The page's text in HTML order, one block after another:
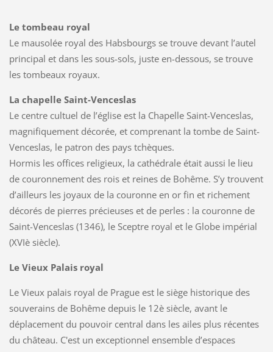
Le tombeau royal
Le mausolée royal des Habsbourgs se trouve devant l’autel
principal et dans les sous-sols, juste en-dessous, se trouve
les tombeaux royaux.
La chapelle Saint-Venceslas
Le centre cultuel de l’église est la Chapelle Saint-Venceslas,
magnifiquement décorée, et comprenant la tombe de Saint-
Venceslas, le patron des pays tchèques.
Hormis les offices religieux, la cathédrale était aussi le lieu
de couronnement des rois et reines de Bohême. S’y trouvent
d’ailleurs les joyaux de la couronne en or fin et richement
décorés de pierres précieuses et de perles : la couronne de
Saint-Venceslas (1346), le Sceptre royal et le Globe impérial
(XVIè siècle).
Le Vieux Palais royal
Le Vieux palais royal de Prague est le siège historique des
souverains de Bohême depuis le 12è siècle, avant le
déplacement du pouvoir central dans les ailes plus récentes
du château. C'est un exceptionnel ensemble d’espaces